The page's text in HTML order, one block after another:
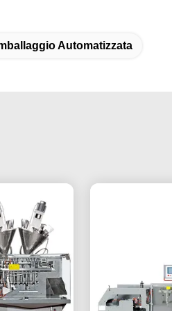
Automatizzata